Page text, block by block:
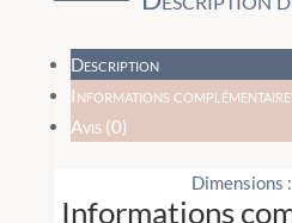
Description
Informations
Avis (0)
Dimensions
Informations